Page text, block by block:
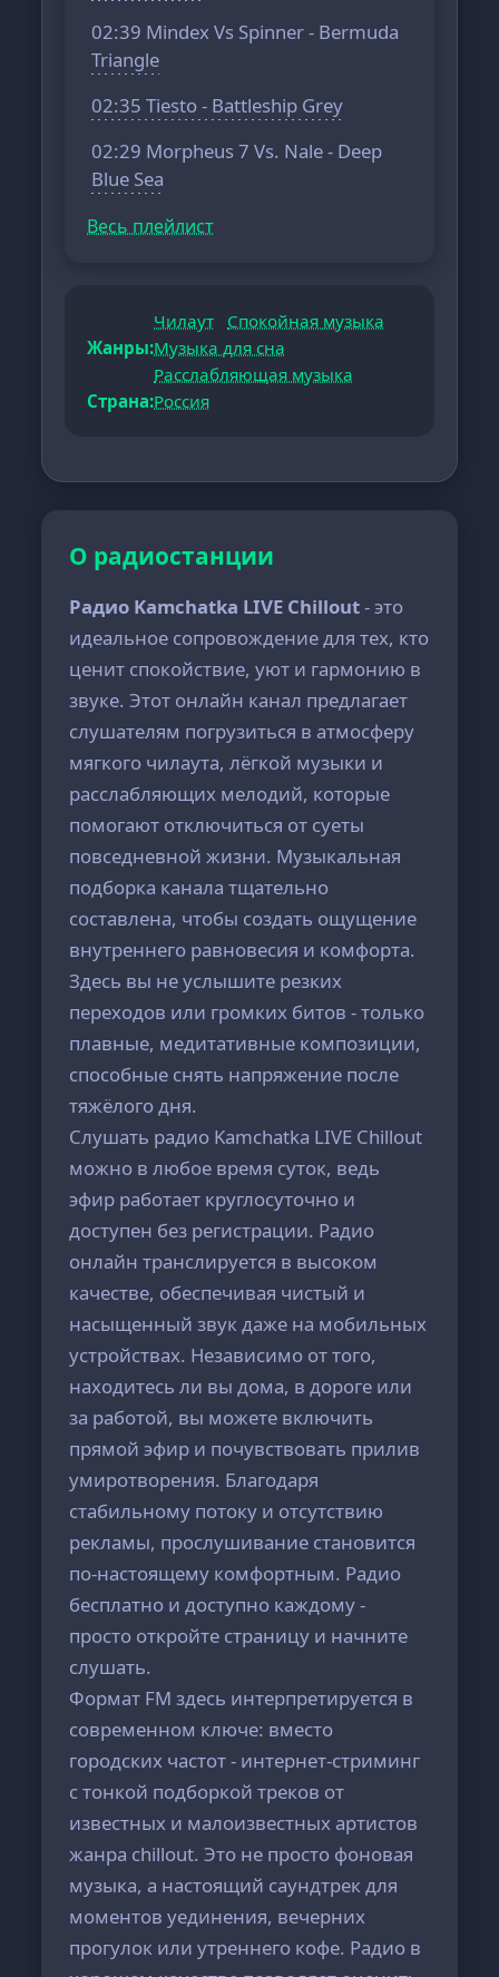
02:39 Mindex Vs Spinner - Bermuda
Triangle
02:35 Tiesto - Battleship Grey
02:29 Morpheus 7 Vs. Nale - Deep
Blue Sea
Весь плейлист
Жанры:
Чилаут
Спокойная музыка
Музыка для сна
Расслабляющая музыка
Страна:Россия
О радиостанции
Радио Kamchatka LIVE Chillout- это
идеальное сопровождение для тех, кто
ценит спокойствие, уют и гармонию в
звуке. Этот онлайн канал предлагает
слушателям погрузиться в атмосферу
мягкого чилаута, лёгкой музыки и
расслабляющих мелодий, которые
помогают отключиться от суеты
повседневной жизни. Музыкальная
подборка канала тщательно
составлена, чтобы создать ощущение
внутреннего равновесия и комфорта.
Здесь вы не услышите резких
переходов или громких битов - только
плавные, медитативные композиции,
способные снять напряжение после
тяжёлого дня.
Слушать радио Kamchatka LIVE Chillout
можно в любое время суток, ведь
эфир работает круглосуточно и
доступен без регистрации. Радио
онлайн транслируется в высоком
качестве, обеспечивая чистый и
насыщенный звук даже на мобильных
устройствах. Независимо от того,
находитесь ли вы дома, в дороге или
за работой, вы можете включить
прямой эфир и почувствовать прилив
умиротворения. Благодаря
стабильному потоку и отсутствию
рекламы, прослушивание становится
по-настоящему комфортным. Радио
бесплатно и доступно каждому -
просто откройте страницу и начните
слушать.
Формат FM здесь интерпретируется в
современном ключе: вместо
городских частот - интернет-стриминг
с тонкой подборкой треков от
известных и малоизвестных артистов
жанра chillout. Это не просто фоновая
музыка, а настоящий саундтрек для
моментов уединения, вечерних
прогулок или утреннего кофе. Радио в